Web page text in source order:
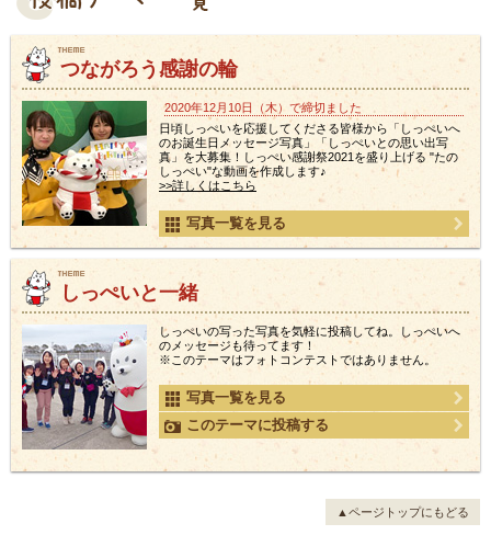
つながろう感謝の輪
2020年12月10日（木）で締切ました
日頃しっぺいを応援してくださる皆様から「しっぺいへ
のお誕生日メッセージ写真」「しっぺいとの思い出写
真」を大募集！しっぺい感謝祭2021を盛り上げる "たの
しっぺい"な動画を作成します♪
>>詳しくはこちら
写真一覧を見る
しっぺいと一緒
しっぺいの写った写真を気軽に投稿してね。しっぺいへ
のメッセージも待ってます！
※このテーマはフォトコンテストではありません。
写真一覧を見る
このテーマに投稿する
▲ページトップにもどる